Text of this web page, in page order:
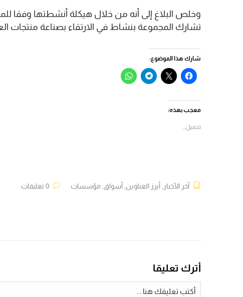
تشارك المجموعة بنشاط في الارتقاء بصناعة منتجات
شارك هذا الموضوع:
انقر
للمشاركة
(فتح
في
نافذة
النقر
للمشاركة
انقر
للمشاركة
انقر
للمشاركة
معجب بهذه:
تحميل...
آخر الأخبار أبرز العناوين أسواق مؤسسات
أترك تعليقا